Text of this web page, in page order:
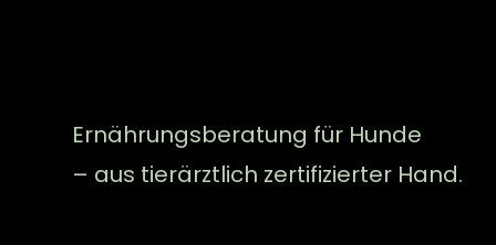
Ernährungsberatung für Hunde
– aus tierärztlich zertifizierter Hand.